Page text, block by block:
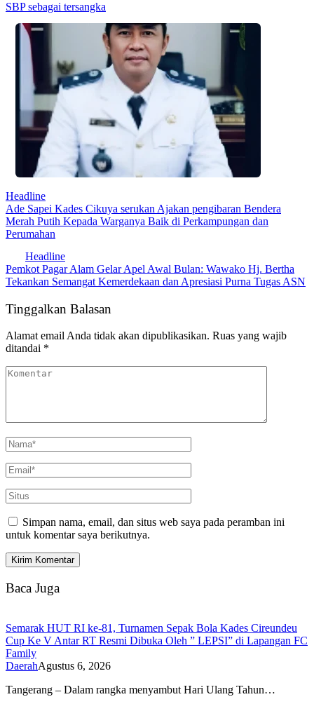
SBP sebagai tersangka
Headline
Ade Sapei Kades Cikuya serukan Ajakan pengibaran Bendera
Merah Putih Kepada Warganya Baik di Perkampungan dan
Perumahan
Headline
Pemkot Pagar Alam Gelar Apel Awal Bulan: Wawako Hj. Bertha
Tekankan Semangat Kemerdekaan dan Apresiasi Purna Tugas ASN
Tinggalkan Balasan
Alamat email Anda tidak akan dipublikasikan. Ruas yang wajib
ditandai *
Simpan nama, email, dan situs web saya pada peramban ini
untuk komentar saya berikutnya.
Baca Juga
Semarak HUT RI ke-81, Turnamen Sepak Bola Kades Cireundeu
Cup Ke V Antar RT Resmi Dibuka Oleh ” LEPSI” di Lapangan FC
Family
DaerahAgustus 6, 2026
Tangerang – Dalam rangka menyambut Hari Ulang Tahun…